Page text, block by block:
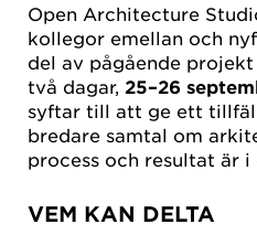
Open Architecture
kollegor emellan och
del av pågående
två dagar, 25–26
syftar till att ge ett
bredare samtal om
process och resultat är i
VEM KAN DELTA